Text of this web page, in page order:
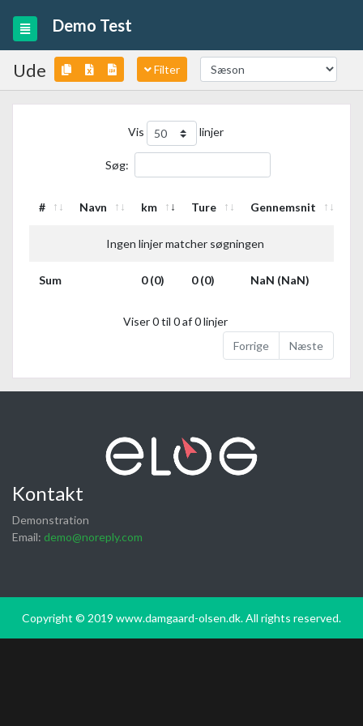
Demo Test
Ude Filter
Vis linjer
Søg:
# Navn km Ture Gennemsnit
Ingen linjer matcher søgningen
Sum 0 (0) 0 (0) NaN (NaN)
Viser 0 til 0 af 0 linjer
Forrige
Næste
Kontakt
Demonstration
Email: demo@noreply.com
Copyright © 2019 www.damgaard-olsen.dk. All rights reserved.